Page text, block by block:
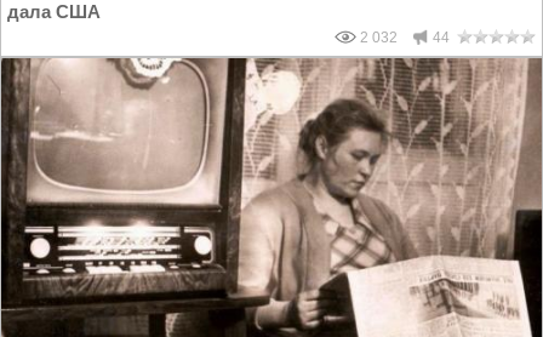
дала США
2 032 44